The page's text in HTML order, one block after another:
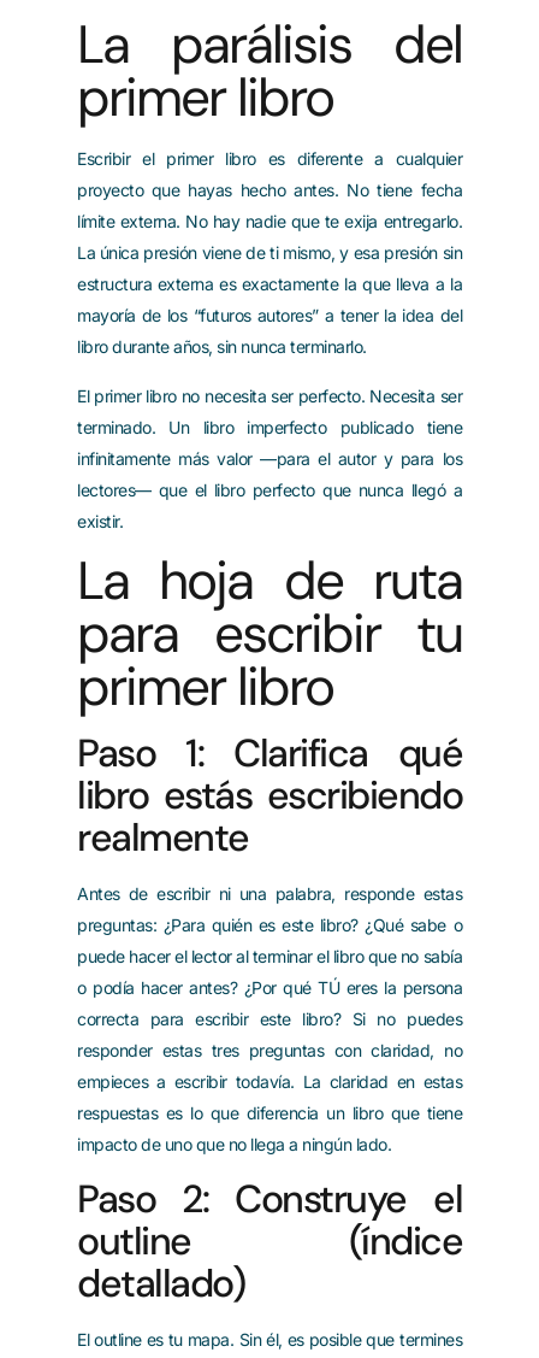
La parálisis del
primer libro
Escribir el primer libro es diferente a cualquier
proyecto que hayas hecho antes. No tiene fecha
límite externa. No hay nadie que te exija entregarlo.
La única presión viene de ti mismo, y esa presión sin
estructura externa es exactamente la que lleva a la
mayoría de los “futuros autores” a tener la idea del
libro durante años, sin nunca terminarlo.
El primer libro no necesita ser perfecto. Necesita ser
terminado. Un libro imperfecto publicado tiene
infinitamente más valor —para el autor y para los
lectores— que el libro perfecto que nunca llegó a
existir.
La hoja de ruta
para escribir tu
primer libro
Paso 1: Clarifica qué
libro estás escribiendo
realmente
Antes de escribir ni una palabra, responde estas
preguntas: ¿Para quién es este libro? ¿Qué sabe o
puede hacer el lector al terminar el libro que no sabía
o podía hacer antes? ¿Por qué TÚ eres la persona
correcta para escribir este libro? Si no puedes
responder estas tres preguntas con claridad, no
empieces a escribir todavía. La claridad en estas
respuestas es lo que diferencia un libro que tiene
impacto de uno que no llega a ningún lado.
Paso 2: Construye el
outline (índice
detallado)
El outline es tu mapa. Sin él, es posible que termines